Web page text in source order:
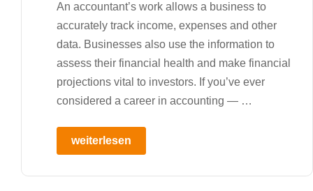
An accountant’s work allows a business to
accurately track income, expenses and other
data. Businesses also use the information to
assess their financial health and make financial
projections vital to investors. If you’ve ever
considered a career in accounting — …
weiterlesen